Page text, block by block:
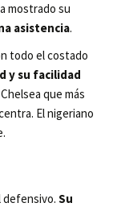
mostrado su
asistencia.
todo el costado
y su facilidad
que más
El nigeriano
defensivo. Su